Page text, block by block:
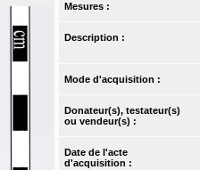
Mesures :
Description :
Mode d'acquisition :
Donateur(s), testateur(s)
ou vendeur(s) :
Date de l'acte
d'acquisition :